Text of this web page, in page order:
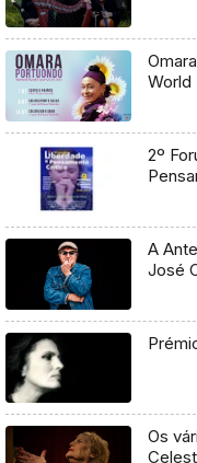
World
2º
A
José
Os